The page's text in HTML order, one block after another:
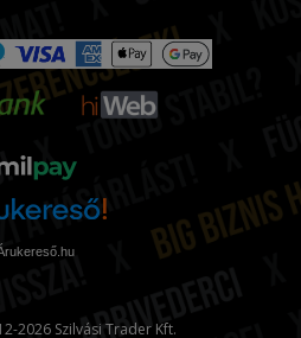
2026 Szilvási Trader Kft.